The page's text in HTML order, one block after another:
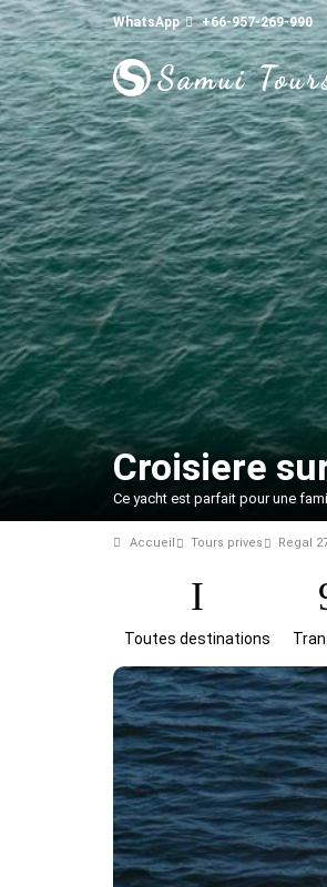
WhatsApp +66-957-269-990
Croisiere
Ce yacht est parfait pour une
Accueil Tours prives Regal
Toutes destinations